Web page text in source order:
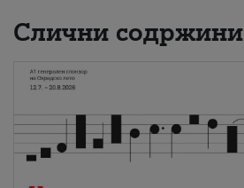
Слични содржини